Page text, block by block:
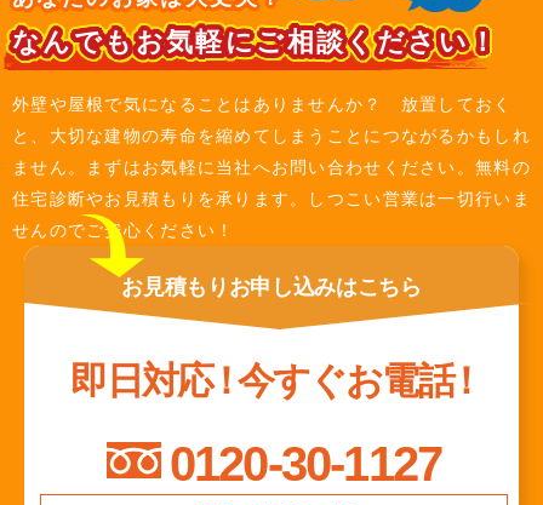
なんでもお気軽にご相談ください！
外壁や屋根で気になることはありませんか？ 放置しておく
と、大切な建物の寿命を縮めてしまうことにつながるかもしれ
ません。まずはお気軽に当社へお問い合わせください。無料の
住宅診断やお見積もりを承ります。しつこい営業は一切行いま
せんのでご安心ください！
お見積もり お申し込みはこちら
即日対応！今すぐお電話！
0120-30-1127